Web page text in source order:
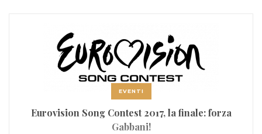
EVENTI
Eurovision Song Contest 2017, la finale: forza
Gabbani!